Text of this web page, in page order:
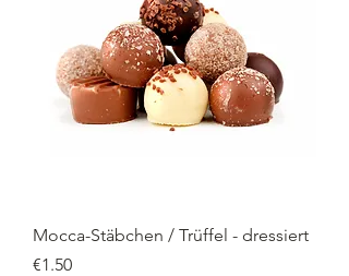
Mocca-Stäbchen / Trüffel - dressiert
価格
€1.50